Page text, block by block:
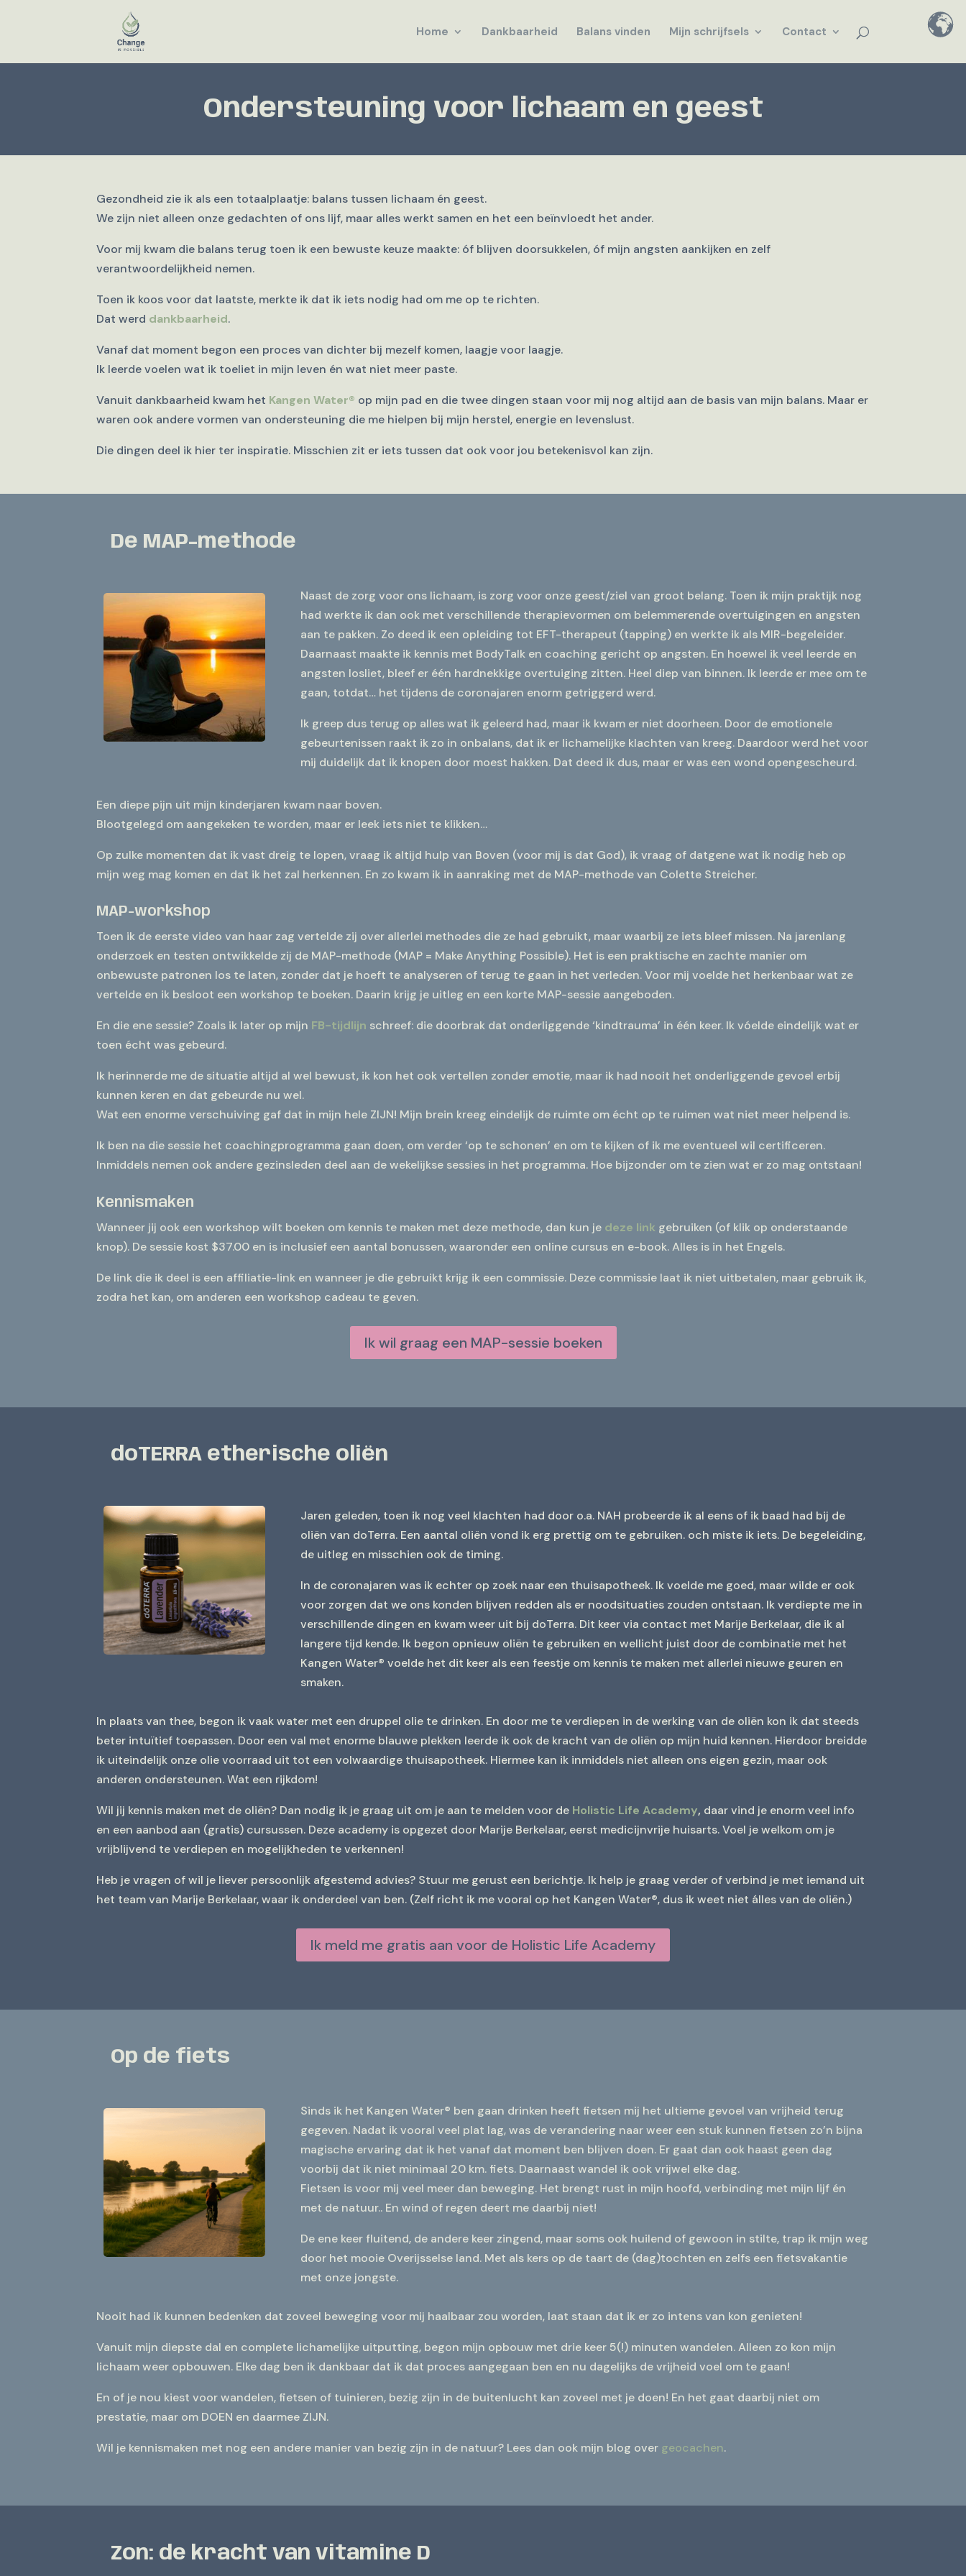
Home Dankbaarheid Balans vinden Mijn schrijfsels Contact
Ondersteuning voor lichaam en geest
Gezondheid zie ik als een totaalplaatje: balans tussen lichaam én geest.
We zijn niet alleen onze gedachten of ons lijf, maar alles werkt samen en het een beïnvloedt het ander.
Voor mij kwam die balans terug toen ik een bewuste keuze maakte: óf blijven doorsukkelen, óf mijn angsten aankijken en zelf
verantwoordelijkheid nemen.
Toen ik koos voor dat laatste, merkte ik dat ik iets nodig had om me op te richten.
Dat werd dankbaarheid.
Vanaf dat moment begon een proces van dichter bij mezelf komen, laagje voor laagje.
Ik leerde voelen wat ik toeliet in mijn leven én wat niet meer paste.
Vanuit dankbaarheid kwam het Kangen Water® op mijn pad en die twee dingen staan voor mij nog altijd aan de basis van mijn balans. Maar er
waren ook andere vormen van ondersteuning die me hielpen bij mijn herstel, energie en levenslust.
Die dingen deel ik hier ter inspiratie. Misschien zit er iets tussen dat ook voor jou betekenisvol kan zijn.
De MAP-methode
Naast de zorg voor ons lichaam, is zorg voor onze geest/ziel van groot belang. Toen ik mijn praktijk nog
had werkte ik dan ook met verschillende therapievormen om belemmerende overtuigingen en angsten
aan te pakken. Zo deed ik een opleiding tot EFT-therapeut (tapping) en werkte ik als MIR-begeleider.
Daarnaast maakte ik kennis met BodyTalk en coaching gericht op angsten. En hoewel ik veel leerde en
angsten losliet, bleef er één hardnekkige overtuiging zitten. Heel diep van binnen. Ik leerde er mee om te
gaan, totdat… het tijdens de coronajaren enorm getriggerd werd.
Ik greep dus terug op alles wat ik geleerd had, maar ik kwam er niet doorheen. Door de emotionele
gebeurtenissen raakt ik zo in onbalans, dat ik er lichamelijke klachten van kreeg. Daardoor werd het voor
mij duidelijk dat ik knopen door moest hakken. Dat deed ik dus, maar er was een wond opengescheurd.
Een diepe pijn uit mijn kinderjaren kwam naar boven.
Blootgelegd om aangekeken te worden, maar er leek iets niet te klikken…
Op zulke momenten dat ik vast dreig te lopen, vraag ik altijd hulp van Boven (voor mij is dat God), ik vraag of datgene wat ik nodig heb op
mijn weg mag komen en dat ik het zal herkennen. En zo kwam ik in aanraking met de MAP-methode van Colette Streicher.
MAP-workshop
Toen ik de eerste video van haar zag vertelde zij over allerlei methodes die ze had gebruikt, maar waarbij ze iets bleef missen. Na jarenlang
onderzoek en testen ontwikkelde zij de MAP-methode (MAP = Make Anything Possible). Het is een praktische en zachte manier om
onbewuste patronen los te laten, zonder dat je hoeft te analyseren of terug te gaan in het verleden. Voor mij voelde het herkenbaar wat ze
vertelde en ik besloot een workshop te boeken. Daarin krijg je uitleg en een korte MAP-sessie aangeboden.
En die ene sessie? Zoals ik later op mijn FB-tijdlijn schreef: die doorbrak dat onderliggende ‘kindtrauma’ in één keer. Ik vóelde eindelijk wat er
toen écht was gebeurd.
Ik herinnerde me de situatie altijd al wel bewust, ik kon het ook vertellen zonder emotie, maar ik had nooit het onderliggende gevoel erbij
kunnen keren en dat gebeurde nu wel.
Wat een enorme verschuiving gaf dat in mijn hele ZIJN! Mijn brein kreeg eindelijk de ruimte om écht op te ruimen wat niet meer helpend is.
Ik ben na die sessie het coachingprogramma gaan doen, om verder ‘op te schonen’ en om te kijken of ik me eventueel wil certificeren.
Inmiddels nemen ook andere gezinsleden deel aan de wekelijkse sessies in het programma. Hoe bijzonder om te zien wat er zo mag ontstaan!
Kennismaken
Wanneer jij ook een workshop wilt boeken om kennis te maken met deze methode, dan kun je deze link gebruiken (of klik op onderstaande
knop). De sessie kost $37.00 en is inclusief een aantal bonussen, waaronder een online cursus en e-book. Alles is in het Engels.
De link die ik deel is een affiliatie-link en wanneer je die gebruikt krijg ik een commissie. Deze commissie laat ik niet uitbetalen, maar gebruik ik,
zodra het kan, om anderen een workshop cadeau te geven.
Ik wil graag een MAP-sessie boeken
doTERRA etherische oliën
Jaren geleden, toen ik nog veel klachten had door o.a. NAH probeerde ik al eens of ik baad had bij de
oliën van doTerra. Een aantal oliën vond ik erg prettig om te gebruiken. och miste ik iets. De begeleiding,
de uitleg en misschien ook de timing.
In de coronajaren was ik echter op zoek naar een thuisapotheek. Ik voelde me goed, maar wilde er ook
voor zorgen dat we ons konden blijven redden als er noodsituaties zouden ontstaan. Ik verdiepte me in
verschillende dingen en kwam weer uit bij doTerra. Dit keer via contact met Marije Berkelaar, die ik al
langere tijd kende. Ik begon opnieuw oliën te gebruiken en wellicht juist door de combinatie met het
Kangen Water® voelde het dit keer als een feestje om kennis te maken met allerlei nieuwe geuren en
smaken.
In plaats van thee, begon ik vaak water met een druppel olie te drinken. En door me te verdiepen in de werking van de oliën kon ik dat steeds
beter intuïtief toepassen. Door een val met enorme blauwe plekken leerde ik ook de kracht van de oliën op mijn huid kennen. Hierdoor breidde
ik uiteindelijk onze olie voorraad uit tot een volwaardige thuisapotheek. Hiermee kan ik inmiddels niet alleen ons eigen gezin, maar ook
anderen ondersteunen. Wat een rijkdom!
Wil jij kennis maken met de oliën? Dan nodig ik je graag uit om je aan te melden voor de Holistic Life Academy, daar vind je enorm veel info
en een aanbod aan (gratis) cursussen. Deze academy is opgezet door Marije Berkelaar, eerst medicijnvrije huisarts. Voel je welkom om je
vrijblijvend te verdiepen en mogelijkheden te verkennen!
Heb je vragen of wil je liever persoonlijk afgestemd advies? Stuur me gerust een berichtje. Ik help je graag verder of verbind je met iemand uit
het team van Marije Berkelaar, waar ik onderdeel van ben. (Zelf richt ik me vooral op het Kangen Water®, dus ik weet niet álles van de oliën.)
Ik meld me gratis aan voor de Holistic Life Academy
Op de fiets
Sinds ik het Kangen Water® ben gaan drinken heeft fietsen mij het ultieme gevoel van vrijheid terug
gegeven. Nadat ik vooral veel plat lag, was de verandering naar weer een stuk kunnen fietsen zo’n bijna
magische ervaring dat ik het vanaf dat moment ben blijven doen. Er gaat dan ook haast geen dag
voorbij dat ik niet minimaal 20 km. fiets. Daarnaast wandel ik ook vrijwel elke dag.
Fietsen is voor mij veel meer dan beweging. Het brengt rust in mijn hoofd, verbinding met mijn lijf én
met de natuur.. En wind of regen deert me daarbij niet!
De ene keer fluitend, de andere keer zingend, maar soms ook huilend of gewoon in stilte, trap ik mijn weg
door het mooie Overijsselse land. Met als kers op de taart de (dag)tochten en zelfs een fietsvakantie
met onze jongste.
Nooit had ik kunnen bedenken dat zoveel beweging voor mij haalbaar zou worden, laat staan dat ik er zo intens van kon genieten!
Vanuit mijn diepste dal en complete lichamelijke uitputting, begon mijn opbouw met drie keer 5(!) minuten wandelen. Alleen zo kon mijn
lichaam weer opbouwen. Elke dag ben ik dankbaar dat ik dat proces aangegaan ben en nu dagelijks de vrijheid voel om te gaan!
En of je nou kiest voor wandelen, fietsen of tuinieren, bezig zijn in de buitenlucht kan zoveel met je doen! En het gaat daarbij niet om
prestatie, maar om DOEN en daarmee ZIJN.
Wil je kennismaken met nog een andere manier van bezig zijn in de natuur? Lees dan ook mijn blog over geocachen.
Zon: de kracht van vitamine D